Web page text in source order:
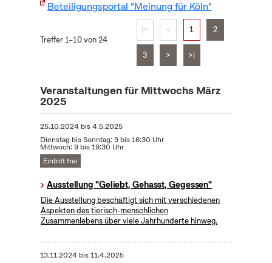
Beteiligungsportal "Meinung für Köln"
Treffer 1–10 von 24
|< < 1 2
3 > >|
Veranstaltungen für Mittwochs März
2025
25.10.2024 bis4.5.2025
Dienstag bis Sonntag: 9 bis 16:30 Uhr
Mittwoch: 9 bis 19:30 Uhr
Eintritt frei
Ausstellung "Geliebt, Gehasst, Gegessen"
Die Ausstellung beschäftigt sich mit verschiedenen
Aspekten des tierisch-menschlichen
Zusammenlebens über viele Jahrhunderte hinweg.
13.11.2024 bis11.4.2025